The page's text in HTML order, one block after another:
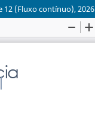
12 (Fluxo contínuo), 2026